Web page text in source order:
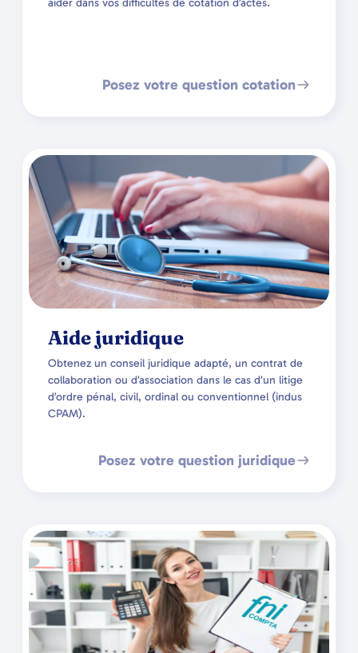
aider dans vos difficultés de cotation d’actes.
Posez votre question cotation
Aide juridique
Obtenez un conseil juridique adapté, un contrat de
collaboration ou d’association dans le cas d’un litige
d’ordre pénal, civil, ordinal ou conventionnel (indus
CPAM).
Posez votre question juridique